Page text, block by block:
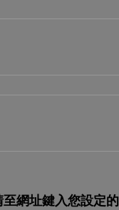
至網址鍵入您設定